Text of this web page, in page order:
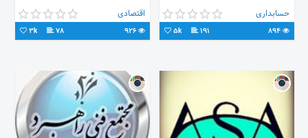
حسابداری
191
5k
اقتصادی
78
3k